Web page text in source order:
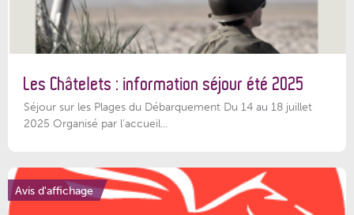
Les Châtelets : information séjour été 2025
Séjour sur les Plages du Débarquement Du 14 au 18 juillet
2025 Organisé par l’accueil...
Avis d'affichage